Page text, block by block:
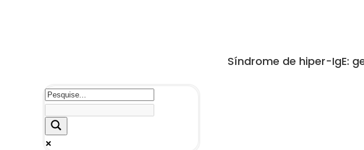
Síndrome de hiper-IgE: